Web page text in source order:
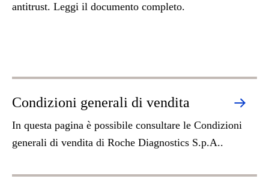
antitrust. Leggi il documento completo.
Condizioni generali di vendita
In questa pagina è possibile consultare le Condizioni
generali di vendita di Roche Diagnostics S.p.A..